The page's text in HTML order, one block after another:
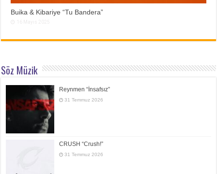
Buika & Kibariye “Tu Bandera”
Söz Müzik
Reynmen “İnsafsız”
31 Temmuz 2026
CRUSH “Crush!”
31 Temmuz 2026